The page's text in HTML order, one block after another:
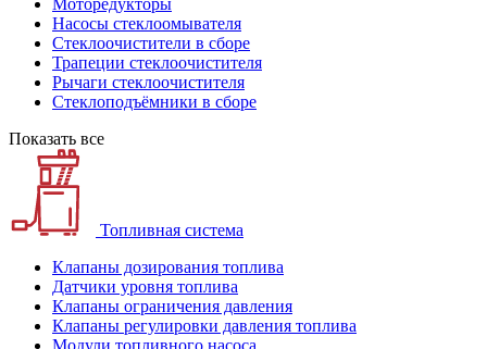
Моторедукторы
Насосы стеклоомывателя
Стеклоочистители в сборе
Трапеции стеклоочистителя
Рычаги стеклоочистителя
Стеклоподъёмники в сборе
Показать все
Топливная система
Клапаны дозирования топлива
Датчики уровня топлива
Клапаны ограничения давления
Клапаны регулировки давления топлива